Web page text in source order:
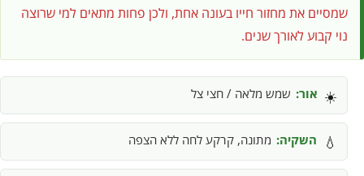
שמסיים את מחזור חייו בעונה אחת, ולכן פחות מתאים למי שרוצה
נוי קבוע לאורך שנים.
☀️ אור: שמש מלאה / חצי צל
💧 השקיה: מתונה, קרקע לחה ללא הצפה